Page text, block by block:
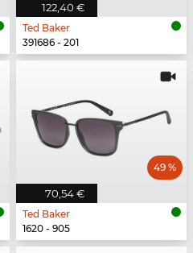
122,40 €
Ted Baker
391686 - 201
70,54 €
49 %
Ted Baker
1620 - 905